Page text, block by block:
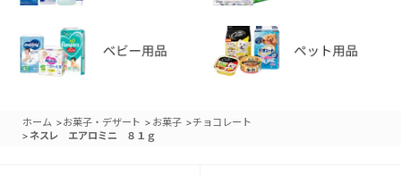
ホーム >お菓子・デザート > お菓子 >チョコレート
> ネスレ エアロミニ ８１ｇ